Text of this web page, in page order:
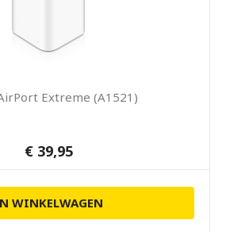
Extreme (A1521)
€ 39,95
WINKELWAGEN